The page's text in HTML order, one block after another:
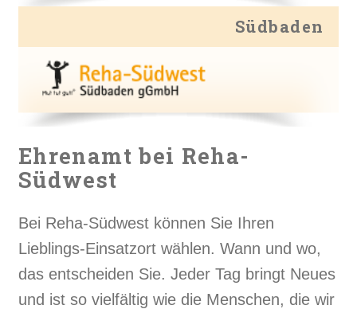
Südbaden
Ehrenamt bei Reha-
Südwest
Bei Reha-Südwest können Sie Ihren
Lieblings-Einsatzort wählen. Wann und wo,
das entscheiden Sie. Jeder Tag bringt Neues
und ist so vielfältig wie die Menschen, die wir